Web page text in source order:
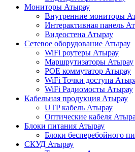
Мониторы Атырау
Внутренние мониторы
Интерактивная панель
Видеостена Атырау
Сетевое оборудование Атырау
WiFi роутеры Атырау
Маршрутизаторы Атырау
POE коммутатор Атырау
WiFi Точки доступа
WiFi Радиомосты Атырау
Кабельная продукция Атырау
UTP кабель Атырау
Оптические кабеля
Блоки питания Атырау
Блоки бесперебойного
СКУД Атырау